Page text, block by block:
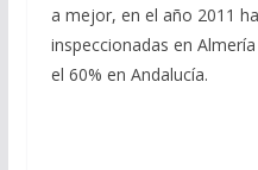
a mejor, en el año 2011
inspeccionadas en
el 60% en Andalucía.